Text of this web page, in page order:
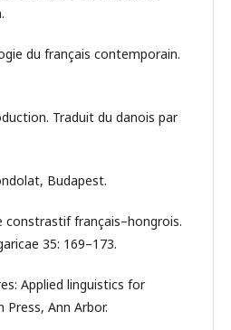
du français contemporain.
Traduit du danois par
Budapest.
constrastif français–hongrois.
35: 169–173.
Applied linguistics for
Ann Arbor.